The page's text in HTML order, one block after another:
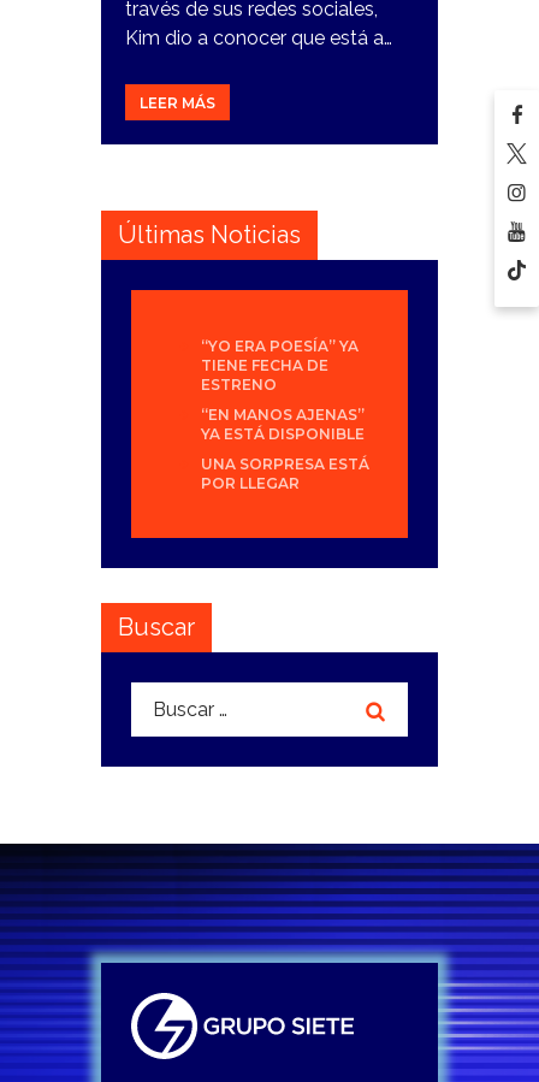
través de sus redes sociales,
Kim dio a conocer que está a…
LEER MÁS
Últimas Noticias
“YO ERA POESÍA” YA
TIENE FECHA DE
ESTRENO
“EN MANOS AJENAS”
YA ESTÁ DISPONIBLE
UNA SORPRESA ESTÁ
POR LLEGAR
Buscar
Buscar: